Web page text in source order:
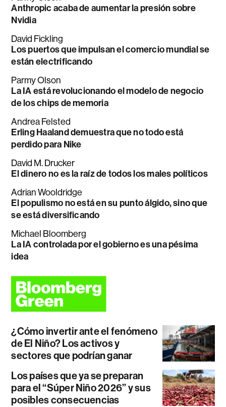
Anthropic acaba de aumentar la presión sobre
Nvidia
David Fickling
Los puertos que impulsan el comercio mundial se
están electrificando
Parmy Olson
La IA está revolucionando el modelo de negocio
de los chips de memoria
Andrea Felsted
Erling Haaland demuestra que no todo está
perdido para Nike
David M. Drucker
El dinero no es la raíz de todos los males políticos
Adrian Wooldridge
El populismo no está en su punto álgido, sino que
se está diversificando
Michael Bloomberg
La IA controlada por el gobierno es una pésima
idea
¿Cómo invertir ante el fenómeno
de El Niño? Los activos y
sectores que podrían ganar
Los países que ya se preparan
para el “Súper Niño 2026” y sus
posibles consecuencias